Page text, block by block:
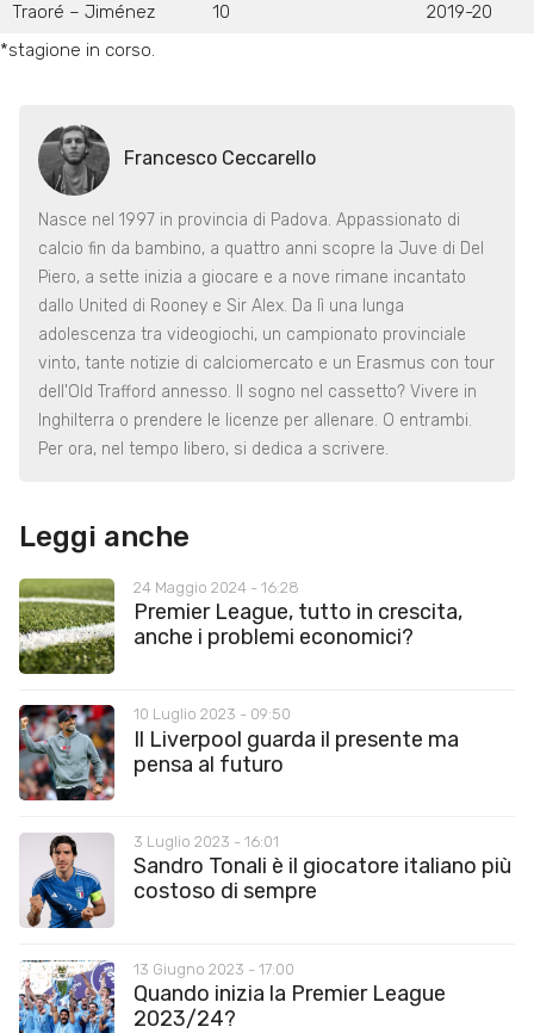
Traoré – Jiménez
10
2019-20
*stagione in corso.
Francesco Ceccarello
Nasce nel 1997 in provincia di Padova. Appassionato di
calcio fin da bambino, a quattro anni scopre la Juve di Del
Piero, a sette inizia a giocare e a nove rimane incantato
dallo United di Rooney e Sir Alex. Da lì una lunga
adolescenza tra videogiochi, un campionato provinciale
vinto, tante notizie di calciomercato e un Erasmus con tour
dell'Old Trafford annesso. Il sogno nel cassetto? Vivere in
Inghilterra o prendere le licenze per allenare. O entrambi.
Per ora, nel tempo libero, si dedica a scrivere.
Leggi anche
24 Maggio 2024 - 16:28
Premier League, tutto in crescita,
anche i problemi economici?
10 Luglio 2023 - 09:50
Il Liverpool guarda il presente ma
pensa al futuro
3 Luglio 2023 - 16:01
Sandro Tonali è il giocatore italiano più
costoso di sempre
13 Giugno 2023 - 17:00
Quando inizia la Premier League
2023/24?